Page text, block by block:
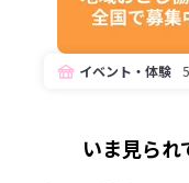
イベント・体験
いま見ら